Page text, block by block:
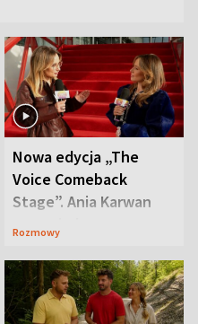
Nowa edycja „The
Voice Comeback
Stage”. Ania Karwan
zapowiada
Rozmowy